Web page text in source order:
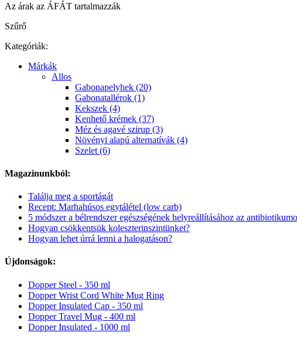
Az árak az ÁFÁT tartalmazzák
Szűrő
Kategóriák:
Márkák
Allos
Gabonapelyhek (20)
Gabonatallérok (1)
Kekszek (4)
Kenhető krémek (37)
Méz és agavé szirup (3)
Növényi alapú alternatívák (4)
Szelet (6)
Magazinunkból:
Találja meg a sportágát
Recept: Marhahúsos egytálétel (low carb)
5 módszer a bélrendszer egészségének helyreállításához az
Hogyan csökkentsük koleszterinszintünket?
Hogyan lehet úrrá lenni a halogatáson?
Újdonságok:
Dopper Steel - 350 ml
Dopper Wrist Cord White Mug Ring
Dopper Insulated Cap - 350 ml
Dopper Travel Mug - 400 ml
Dopper Insulated - 1000 ml